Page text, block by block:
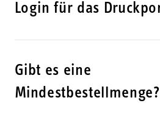
Login für das
Gibt es eine
Mindestbestellmenge?